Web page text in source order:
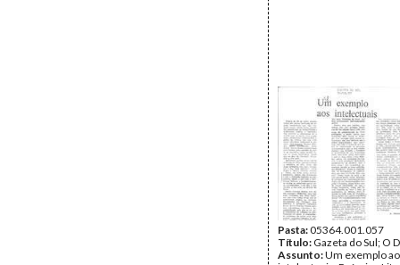
Pasta:05364.001.057
Título: Gazeta do Sul; O
Assunto:Um exemplo